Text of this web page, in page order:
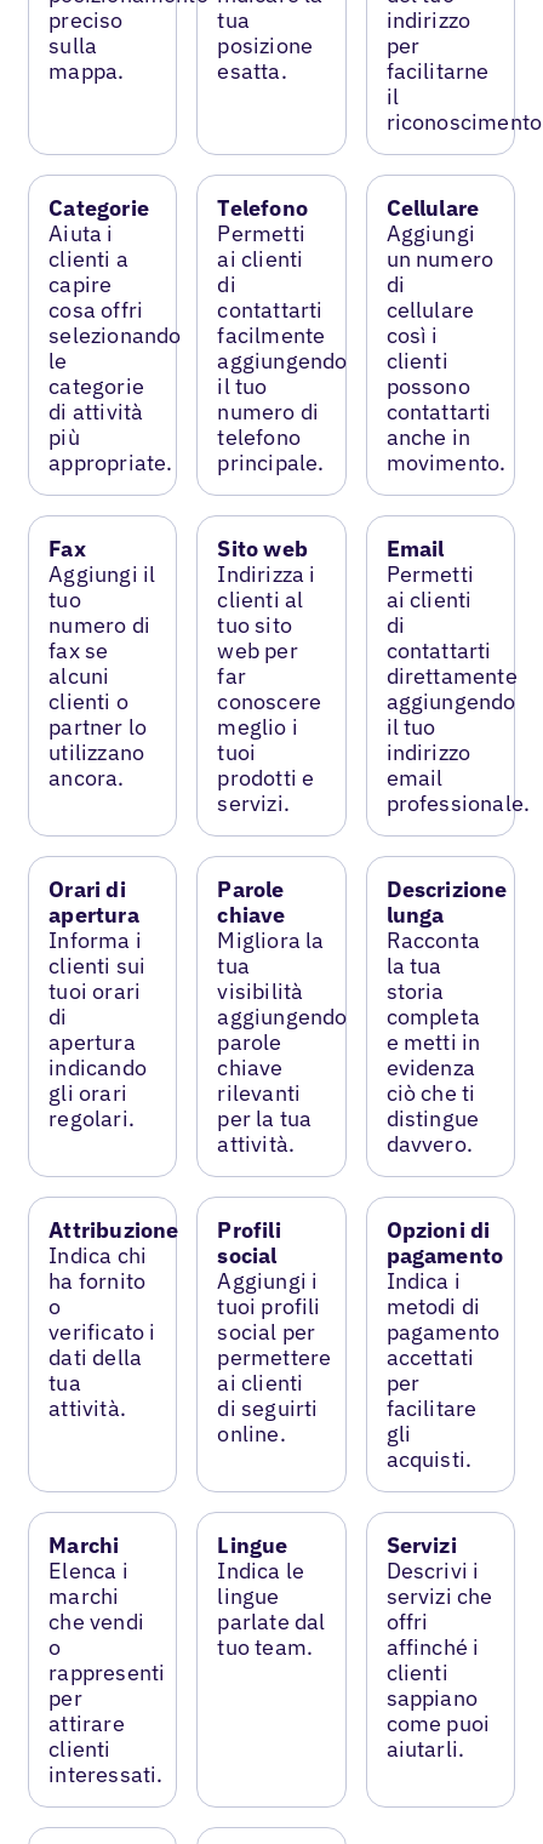
preciso
sulla
mappa.
tua
posizione
esatta.
indirizzo
per
facilitarne
il
Categorie
Aiuta i
clienti a
capire
cosa offri
selezionando
le
categorie
di attività
più
appropriate.
Telefono
Permetti
ai clienti
di
contattarti
facilmente
aggiungendo
il tuo
numero di
telefono
principale.
Cellulare
Aggiungi
un numero
di
cellulare
così i
clienti
possono
contattarti
anche in
movimento.
Fax
Aggiungi il
tuo
numero di
fax se
alcuni
clienti o
partner lo
utilizzano
ancora.
Sito web
Indirizza i
clienti al
tuo sito
web per
far
conoscere
meglio i
tuoi
prodotti e
servizi.
Email
Permetti
ai clienti
di
contattarti
direttamente
aggiungendo
il tuo
indirizzo
email
professionale.
Orari di
apertura
Informa i
clienti sui
tuoi orari
di
apertura
indicando
gli orari
regolari.
Parole
chiave
Migliora la
tua
visibilità
aggiungendo
parole
chiave
rilevanti
per la tua
attività.
Descrizione
lunga
Racconta
la tua
storia
completa
e metti in
evidenza
ciò che ti
distingue
davvero.
Attribuzione
Indica chi
ha fornito
o
verificato i
dati della
tua
attività.
Profili
social
Aggiungi i
tuoi profili
social per
permettere
ai clienti
di seguirti
online.
Opzioni di
pagamento
Indica i
metodi di
pagamento
accettati
per
facilitare
gli
acquisti.
Marchi
Elenca i
marchi
che vendi
o
rappresenti
per
attirare
clienti
interessati.
Lingue
Indica le
lingue
parlate dal
tuo team.
Servizi
Descrivi i
servizi che
offri
affinché i
clienti
sappiano
come puoi
aiutarli.